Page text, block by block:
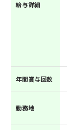
給与詳細
年間賞与回数
勤務地